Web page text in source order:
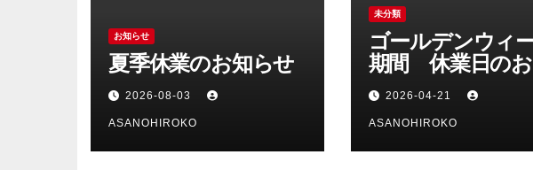
お知らせ
夏季休業のお知らせ
2026-08-03
ASANOHIROKO
未分類
ゴールデンウィ
期間 休業日のお
らせ
2026-04-21
ASANOHIROKO